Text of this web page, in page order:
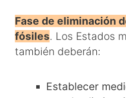
Fase de eliminación
fósiles. Los Estados
también deberán:
Establecer